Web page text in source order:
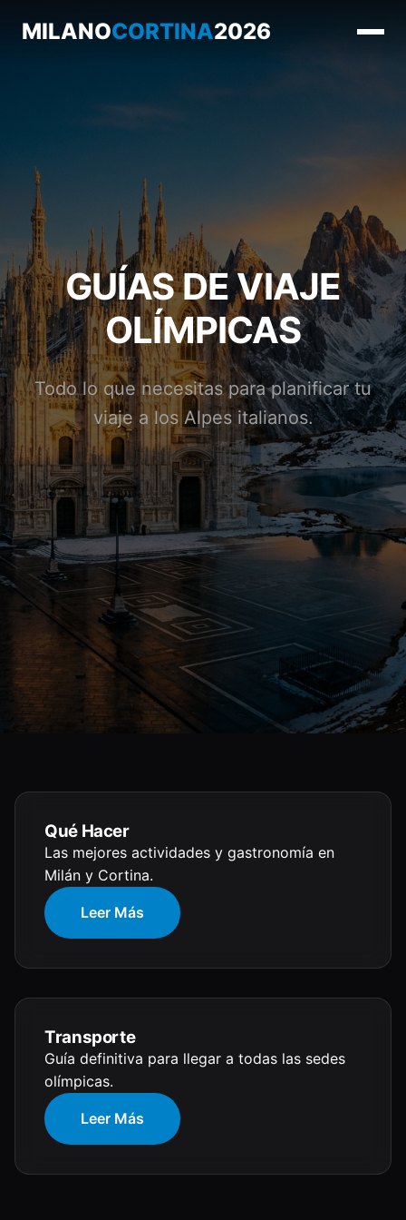
MILANOCORTINA2026
GUÍAS DE VIAJE
OLÍMPICAS
Todo lo que necesitas para planificar tu
viaje a los Alpes italianos.
Qué Hacer
Las mejores actividades y gastronomía en
Milán y Cortina.
Leer Más
Transporte
Guía definitiva para llegar a todas las sedes
olímpicas.
Leer Más